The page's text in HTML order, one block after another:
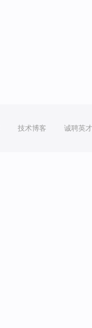
技术博客 诚聘英才